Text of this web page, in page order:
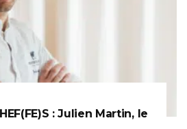
: Julien Martin, le